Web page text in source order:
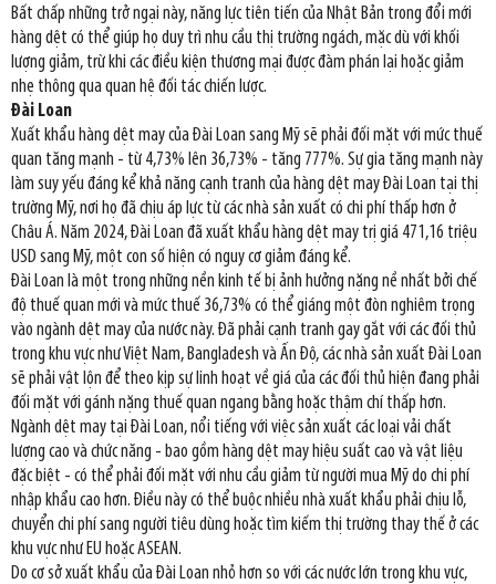
Bất chấp những trở ngại này, năng lực tiên tiến của Nhật Bản trong đổi mới
hàng dệt có thể giúp họ duy trì nhu cầu thị trường ngách, mặc dù với khối
lượng giảm, trừ khi các điều kiện thương mại được đàm phán lại hoặc giảm
nhẹ thông qua quan hệ đối tác chiến lược.
Đài Loan
Xuất khẩu hàng dệt may của Đài Loan sang Mỹ sẽ phải đối mặt với mức thuế
quan tăng mạnh - từ 4,73% lên 36,73% - tăng 777%. Sự gia tăng mạnh này
làm suy yếu đáng kể khả năng cạnh tranh của hàng dệt may Đài Loan tại thị
trường Mỹ, nơi họ đã chịu áp lực từ các nhà sản xuất có chi phí thấp hơn ở
Châu Á. Năm 2024, Đài Loan đã xuất khẩu hàng dệt may trị giá 471,16 triệu
USD sang Mỹ, một con số hiện có nguy cơ giảm đáng kể.
Đài Loan là một trong những nền kinh tế bị ảnh hưởng nặng nề nhất bởi chế
độ thuế quan mới và mức thuế 36,73% có thể giáng một đòn nghiêm trọng
vào ngành dệt may của nước này. Đã phải cạnh tranh gay gắt với các đối thủ
trong khu vực như Việt Nam, Bangladesh và Ấn Độ, các nhà sản xuất Đài Loan
sẽ phải vật lộn để theo kịp sự linh hoạt về giá của các đối thủ hiện đang phải
đối mặt với gánh nặng thuế quan ngang bằng hoặc thậm chí thấp hơn.
Ngành dệt may tại Đài Loan, nổi tiếng với việc sản xuất các loại vải chất
lượng cao và chức năng - bao gồm hàng dệt may hiệu suất cao và vật liệu
đặc biệt - có thể phải đối mặt với nhu cầu giảm từ người mua Mỹ do chi phí
nhập khẩu cao hơn. Điều này có thể buộc nhiều nhà xuất khẩu phải chịu lỗ,
chuyển chi phí sang người tiêu dùng hoặc tìm kiếm thị trường thay thế ở các
khu vực như EU hoặc ASEAN.
Do cơ sở xuất khẩu của Đài Loan nhỏ hơn so với các nước lớn trong khu vực,